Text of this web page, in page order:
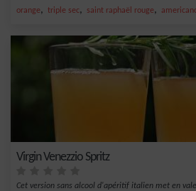
orange, triple sec, saint raphaël rouge,
Virgin Venezzio Spritz
Cet version sans alcool d'apéritif italien met en